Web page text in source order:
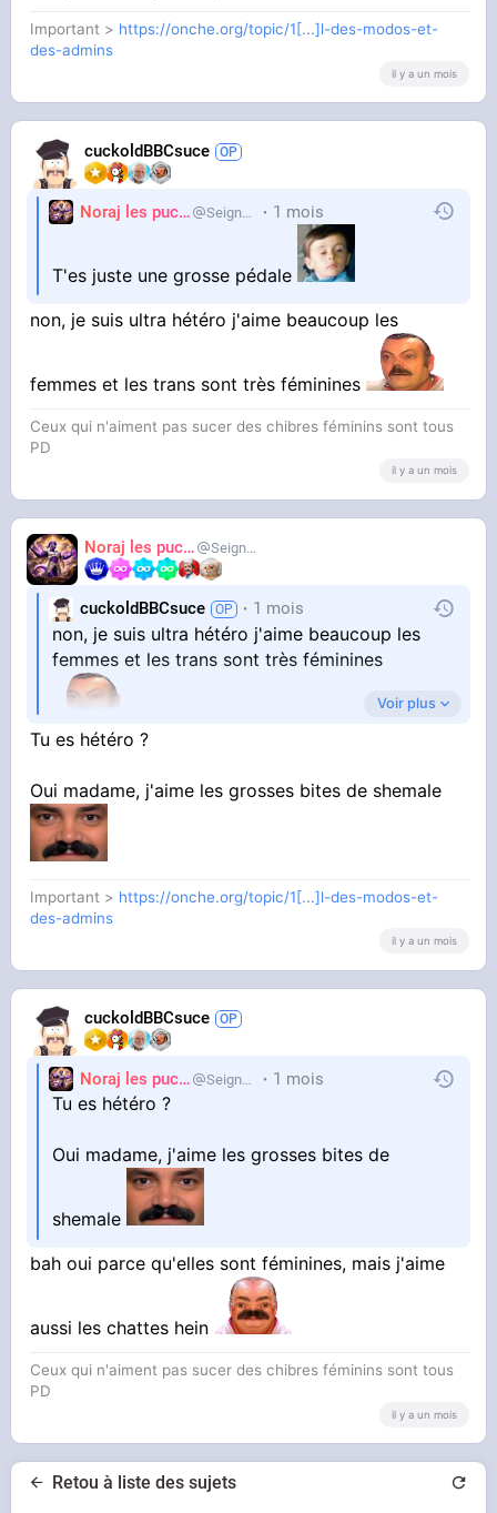
Important > https://onche.org/topic/1[...]l-des-modos-et-
des-admins
il y a un mois
cuckoldBBCsuce
Noraj les pucix SeigneurCooler 1 mois
T'es juste une grosse pédale
non, je suis ultra hétéro j'aime beaucoup les
femmes et les trans sont très féminines
Ceux qui n'aiment pas sucer des chibres féminins sont tous
PD
il y a un mois
Noraj les pucix SeigneurCooler
cuckoldBBCsuce 1 mois
non, je suis ultra hétéro j'aime beaucoup les
femmes et les trans sont très féminines
Voir plus
Tu es hétéro ?
Oui madame, j'aime les grosses bites de shemale
Important > https://onche.org/topic/1[...]l-des-modos-et-
des-admins
il y a un mois
cuckoldBBCsuce
Noraj les pucix SeigneurCooler 1 mois
Tu es hétéro ?
Oui madame, j'aime les grosses bites de
shemale
bah oui parce qu'elles sont féminines, mais j'aime
aussi les chattes hein
Ceux qui n'aiment pas sucer des chibres féminins sont tous
PD
il y a un mois
Retou à liste des sujets